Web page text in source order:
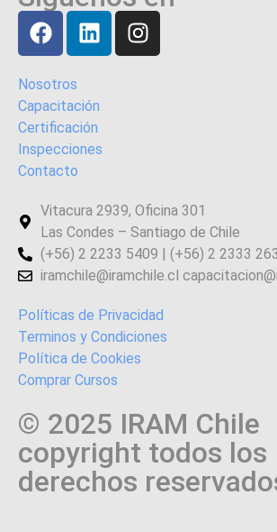
Nosotros
Capacitación
Certificación
Inspecciones
Contacto
Vitacura 2939, Oficina 301
Las Condes – Santiago de Chile
(+56) 2 2233 5409 | (+56) 2 2333
iramchile@iramchile.cl
Políticas de Privacidad
Terminos y Condiciones
Política de Cookies
Comprar Cursos
© 2025 IRAM Chile
copyright todos los
derechos